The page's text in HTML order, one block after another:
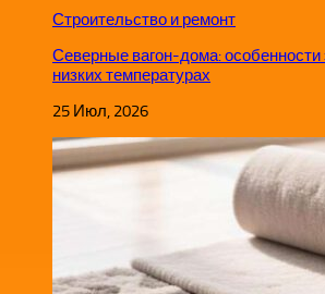
Строительство и ремонт
Северные вагон-дома: особенности
низких температурах
25 Июл, 2026